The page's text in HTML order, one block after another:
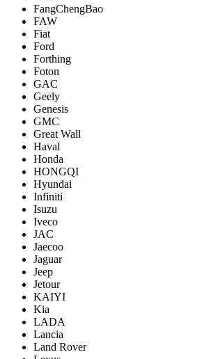
FangChengBao
FAW
Fiat
Ford
Forthing
Foton
GAC
Geely
Genesis
GMC
Great Wall
Haval
Honda
HONGQI
Hyundai
Infiniti
Isuzu
Iveco
JAC
Jaecoo
Jaguar
Jeep
Jetour
KAIYI
Kia
LADA
Lancia
Land Rover